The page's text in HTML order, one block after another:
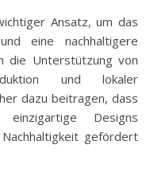
Ansatz, um das
eine nachhaltigere
die Unterstützung von
und lokaler
dazu beitragen, dass
Designs
gefördert